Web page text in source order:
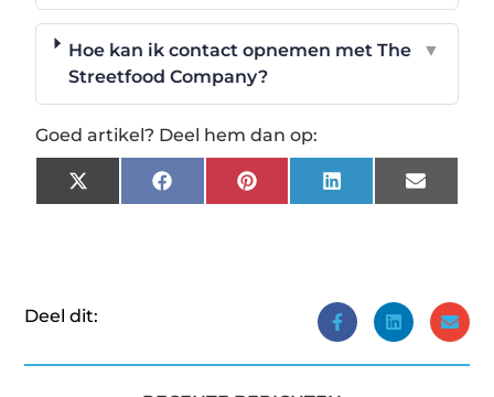
Hoe kan ik contact opnemen met The
Streetfood Company?
▼
Goed artikel? Deel hem dan op:
X
(Twitter)
FacebookPinterestLinkedInEmail
Deel dit: